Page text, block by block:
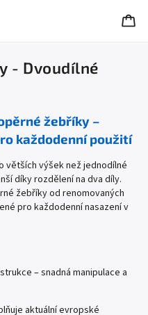
- Dvoudílné
žebříky –
každodenní použití
větších výšek než jednodílné
díky rozdělení na dva díly.
žebříky od renomovaných
pro každodenní nasazení v
– snadná manipulace a
aktuální evropské